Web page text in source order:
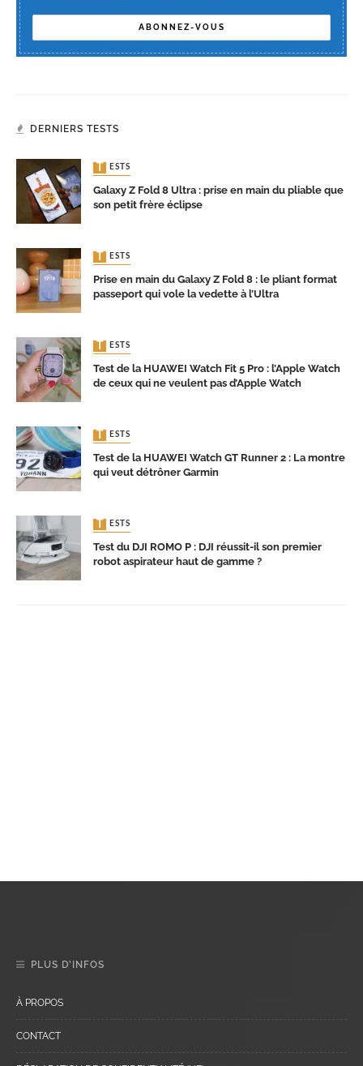
DERNIERS TESTS
TESTS
Galaxy Z Fold 8 Ultra : prise en main du pliable que
son petit frère éclipse
TESTS
Prise en main du Galaxy Z Fold 8 : le pliant format
passeport qui vole la vedette à l’Ultra
TESTS
Test de la HUAWEI Watch Fit 5 Pro : l’Apple Watch
de ceux qui ne veulent pas d’Apple Watch
TESTS
Test de la HUAWEI Watch GT Runner 2 : La montre
qui veut détrôner Garmin
TESTS
Test du DJI ROMO P : DJI réussit-il son premier
robot aspirateur haut de gamme ?
PLUS D’INFOS
À PROPOS
CONTACT